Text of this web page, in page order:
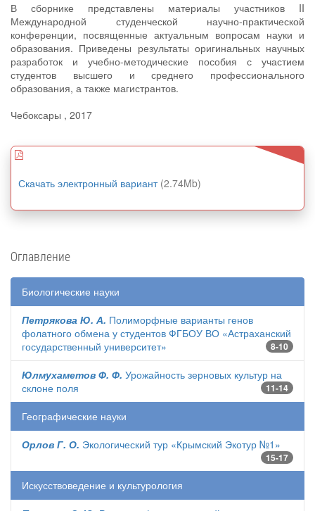
В сборнике представлены материалы участников II
Международной студенческой научно-практической
конференции, посвященные актуальным вопросам науки и
образования. Приведены результаты оригинальных научных
разработок и учебно-методические пособия с участием
студентов высшего и среднего профессионального
образования, а также магистрантов.
Чебоксары , 2017
Скачать электронный вариант (2.74Mb)
Оглавление
Биологические науки
Петрякова Ю. А. Полиморфные варианты генов
фолатного обмена у студентов ФГБОУ ВО «Астраханский
государственный университет»
8-10
Юлмухаметов Ф. Ф. Урожайность зерновых культур на
склоне поля
11-14
Географические науки
Орлов Г. О. Экологический тур «Крымский Экотур №1»
15-17
Искусствоведение и культурология